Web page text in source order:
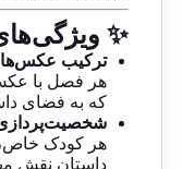
✨
ترکیب
هر فصل با
که به فضای
هر کودک خاص،
داستان نقش